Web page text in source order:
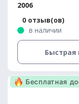
2006
0 отзыв(ов)
в наличии
Быстрая
Бесплатная